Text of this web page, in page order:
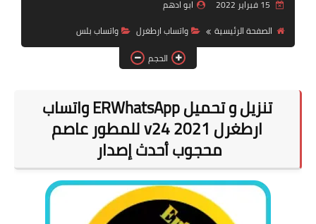
قسم البرامج
ابو ادهم
الصفحة الرئيسية
واتساب ارطغرل
واتساب بلس
الحجم
تنزيل و تحميل ERWhatsApp واتساب
ارطغرل 2021 v24 للمطور عاصم
محجوب أحدث إصدار